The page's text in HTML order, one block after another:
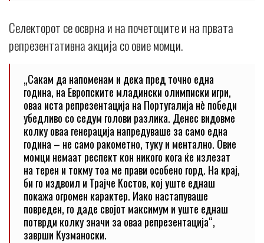
Селекторот се осврна и на почетоците и на првата
репрезентативна акција со овие момци.
„Сакам да напоменам и дека пред точно една
година, на Европските младински олимписки игри,
оваа иста репрезентација на Португалија нè победи
убедливо со седум голови разлика. Денес видовме
колку оваа генерација напредуваше за само една
година – не само ракометно, туку и ментално. Овие
момци немаат респект кон никого кога ќе излезат
на терен и токму тоа ме прави особено горд. На крај,
би го издвоил и Трајче Костов, кој уште еднаш
покажа огромен карактер. Иако настапуваше
повреден, го даде својот максимум и уште еднаш
потврди колку значи за оваа репрезентација“,
заврши Кузманоски.